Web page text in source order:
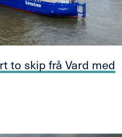
to skip frå Vard med